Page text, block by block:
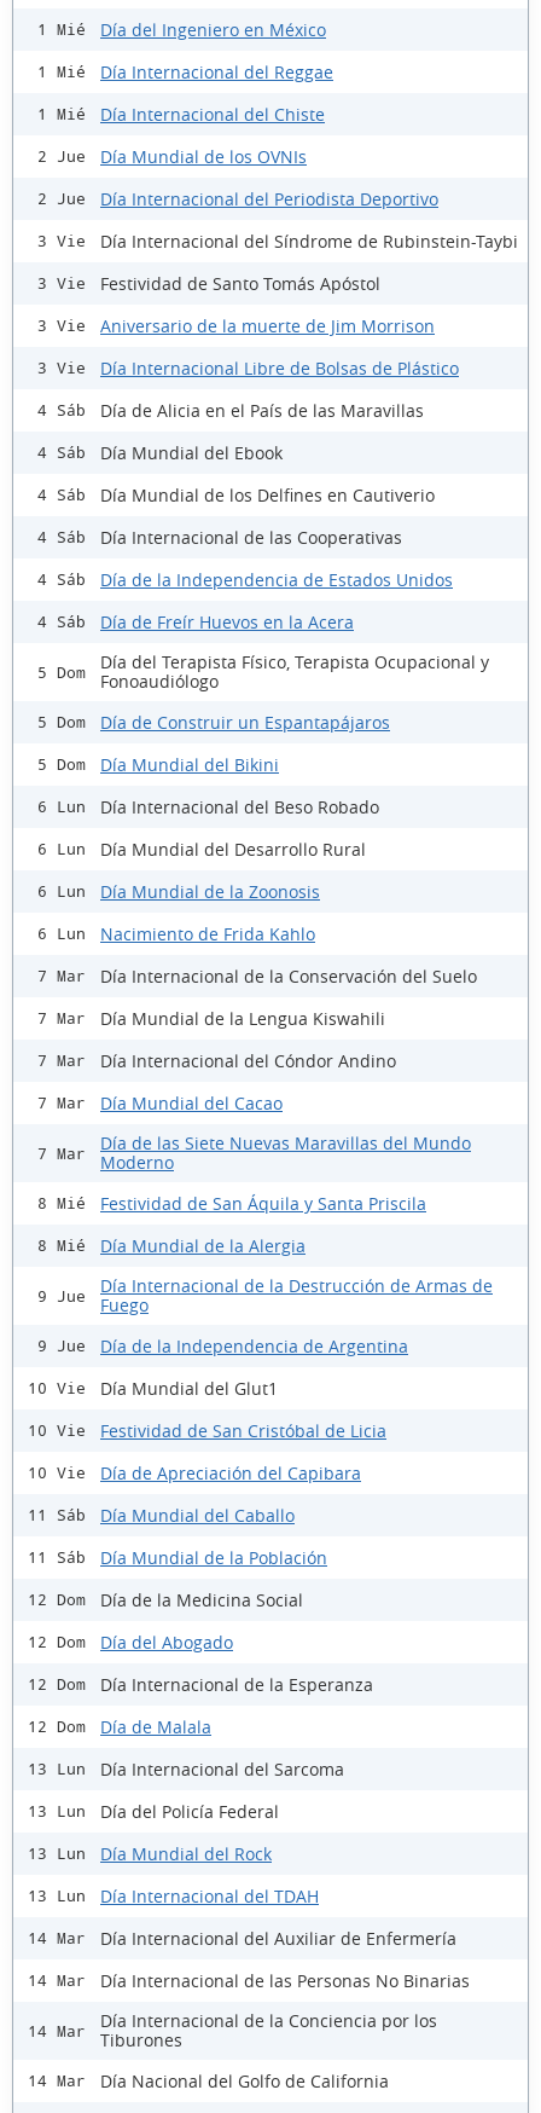
1 Mié Día del Ingeniero en México
1 Mié Día Internacional del Reggae
1 Mié Día Internacional del Chiste
2 Jue Día Mundial de los OVNIs
2 Jue Día Internacional del Periodista Deportivo
3 Vie Día Internacional del Síndrome de Rubinstein-Taybi
3 Vie Festividad de Santo Tomás Apóstol
3 Vie Aniversario de la muerte de Jim Morrison
3 Vie Día Internacional Libre de Bolsas de Plástico
4 Sáb Día de Alicia en el País de las Maravillas
4 Sáb Día Mundial del Ebook
4 Sáb Día Mundial de los Delfines en Cautiverio
4 Sáb Día Internacional de las Cooperativas
4 Sáb Día de la Independencia de Estados Unidos
4 Sáb Día de Freír Huevos en la Acera
5 Dom
Día del Terapista Físico, Terapista Ocupacional y
Fonoaudiólogo
5 Dom Día de Construir un Espantapájaros
5 Dom Día Mundial del Bikini
6 Lun Día Internacional del Beso Robado
6 Lun Día Mundial del Desarrollo Rural
6 Lun Día Mundial de la Zoonosis
6 Lun Nacimiento de Frida Kahlo
7 Mar Día Internacional de la Conservación del Suelo
7 Mar Día Mundial de la Lengua Kiswahili
7 Mar Día Internacional del Cóndor Andino
7 Mar Día Mundial del Cacao
7 Mar
Día de las Siete Nuevas Maravillas del Mundo
Moderno
8 Mié Festividad de San Áquila y Santa Priscila
8 Mié Día Mundial de la Alergia
9 Jue
Día Internacional de la Destrucción de Armas de
Fuego
9 Jue Día de la Independencia de Argentina
10 Vie Día Mundial del Glut1
10 Vie Festividad de San Cristóbal de Licia
10 Vie Día de Apreciación del Capibara
11 Sáb Día Mundial del Caballo
11 Sáb Día Mundial de la Población
12 Dom Día de la Medicina Social
12 Dom Día del Abogado
12 Dom Día Internacional de la Esperanza
12 Dom Día de Malala
13 Lun Día Internacional del Sarcoma
13 Lun Día del Policía Federal
13 Lun Día Mundial del Rock
13 Lun Día Internacional del TDAH
14 Mar Día Internacional del Auxiliar de Enfermería
14 Mar Día Internacional de las Personas No Binarias
14 Mar
Día Internacional de la Conciencia por los
Tiburones
14 Mar
Día Nacional del Golfo de California